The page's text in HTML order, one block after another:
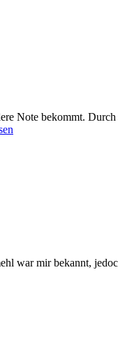
Note bekommt.
war mir bekannt,